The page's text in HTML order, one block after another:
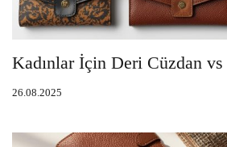
Kadınlar İçin Deri Cüzdan
26.08.2025